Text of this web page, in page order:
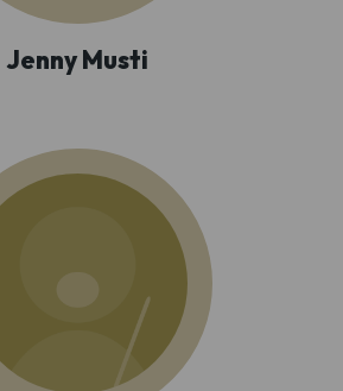
Jenny Musti